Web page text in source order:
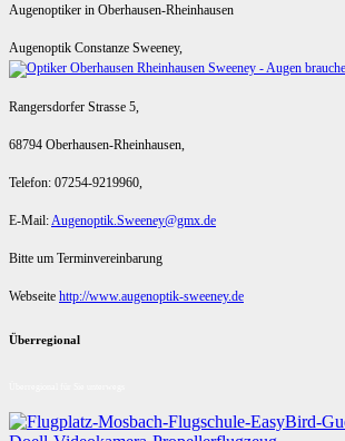
Augenoptiker in Oberhausen-Rheinhausen
Augenoptik Constanze Sweeney,
Rangersdorfer Strasse 5,
68794 Oberhausen-Rheinhausen,
Telefon: 07254-9219960,
E-Mail: Augenoptik.Sweeney@gmx.de
Bitte um Terminvereinbarung
Webseite http://www.augenoptik-sweeney.de
Überregional